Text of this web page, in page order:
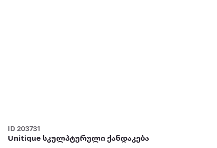
ID 203731
Unitique სკულპტურული ქანდაკება